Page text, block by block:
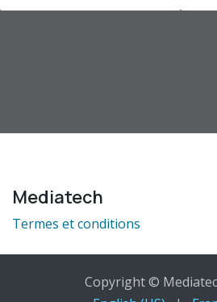
Mediatech
Termes et conditions
Copyright ©